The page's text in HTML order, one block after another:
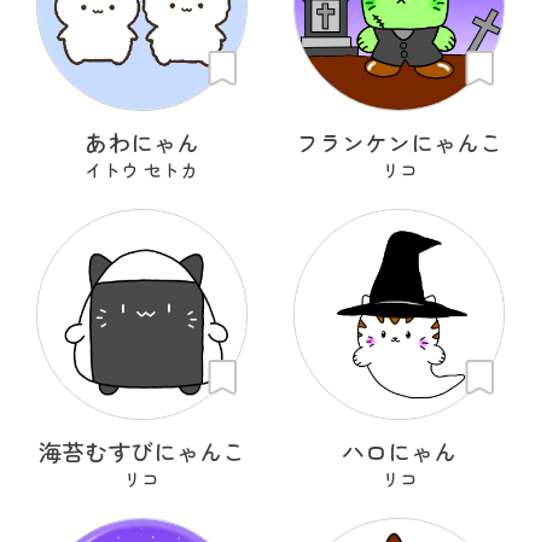
あわにゃん
イトウ セトカ
フランケンにゃんこ
リコ
海苔むすびにゃんこ
リコ
ハロにゃん
リコ